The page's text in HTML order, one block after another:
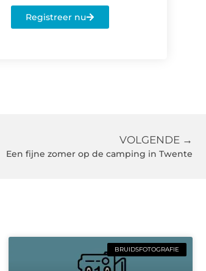
Registreer nu
VOLGENDE →
Een fijne zomer op de camping in Twente
BRUIDSFOTOGRAFIE